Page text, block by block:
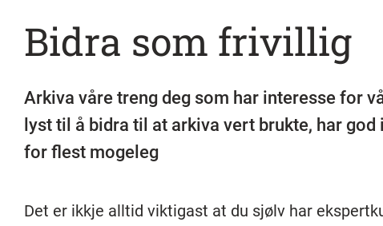
Bidra som frivillig
Arkiva våre treng deg som har interesse for
lyst til å bidra til at arkiva vert brukte, har
for flest mogeleg
Det er ikkje alltid viktigast at du sjølv har